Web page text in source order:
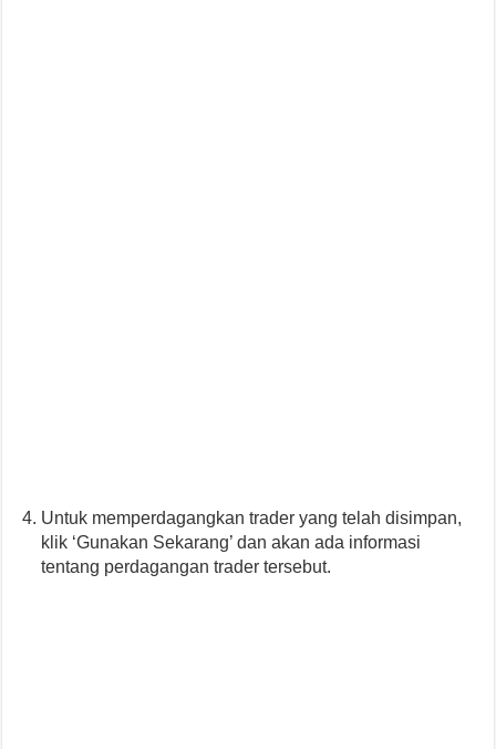
Untuk memperdagangkan trader yang telah disimpan,
klik ‘Gunakan Sekarang’ dan akan ada informasi
tentang perdagangan trader tersebut.